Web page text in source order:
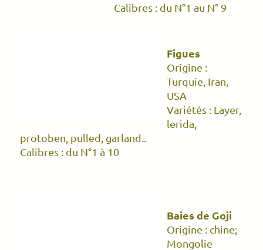
Calibres : du N°1 au N° 9
Figues
Origine :
Turquie, Iran,
USA
Variétés : Layer,
lerida,
protoben, pulled, garland..
Calibres : du N°1 à 10
Baies de Goji
Origine : chine;
Mongolie